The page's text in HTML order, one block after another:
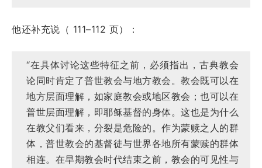
他还补充说（ 111–112 页）：
“在具体讨论这些特征之前，必须指出，古典教会
论同时肯定了普世教会与地方教会。教会既可以在
地方层面理解，如家庭教会或地区教会；也可以在
普世层面理解，即耶稣基督的身体。这也是为什么
在教父们看来，分裂是危险的。作为蒙赎之人的群
体，普世教会的基督徒与世界各地所有蒙赎的群体
相连。在早期教会时代结束之前，教会的可见性与